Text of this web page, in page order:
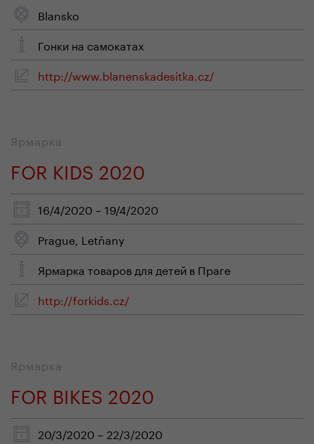
Blansko
Гонки на самокатах
http://www.blanenskadesitka.cz/
Ярмарка
FOR KIDS 2020
16/4/2020 – 19/4/2020
Prague, Letňany
Ярмарка товаров для детей в Праге
http://forkids.cz/
Ярмарка
FOR BIKES 2020
20/3/2020 – 22/3/2020